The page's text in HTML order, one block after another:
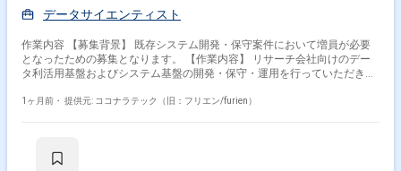
データサイエンティスト
作業内容 【募集背景】 既存システム開発・保守案件において増員が必要
となったための募集となります。 【作業内容】 リサーチ会社向けのデー
タ利活用基盤およびシステム基盤の開発・保守・運用を行っていただきま
ログなど各種ログデータを抽出・クレンジング・集計していただきます。
でいただける方を求めています。 チームメンバーと協調しながらコミュニ
1ヶ月前・ 提供元: ココナラテック（旧：フリエン/furien）